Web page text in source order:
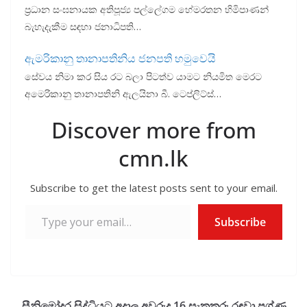
ප්‍රධාන සංඝනායක අතිපූජ්‍ය පල්ලේගම හේමරතන හිමිපාණන්
බැහැදැකීම සඳහා ජනාධිපති…
ඇමරිකානු තානාපතිනිය ජනපති හමුවෙයි
සේවය නිමා කර සිය රට බලා පිටත්ව යාමට නියමිත මෙරට
අමෙරිකානු තානාපතිනි ඇලයිනා බී. ටෙප්ලිට්ස්…
Discover more from
cmn.lk
Subscribe to get the latest posts sent to your email.
Subscribe